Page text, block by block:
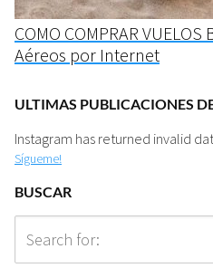
COMO COMPRAR
Aéreos por Internet
ULTIMAS PUBLICACIONES
Instagram has returned invalid
Sígueme!
BUSCAR